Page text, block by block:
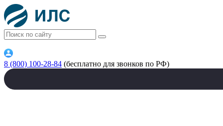
8 (800) 100-28-84 (бесплатно для звонков по РФ)